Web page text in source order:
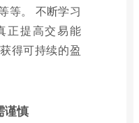
等。 不断学习
正提高交易能
得可持续的盈
谨慎